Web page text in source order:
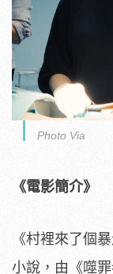
Photo Via
《電影簡介》
《村裡來了個
小說，由《噬